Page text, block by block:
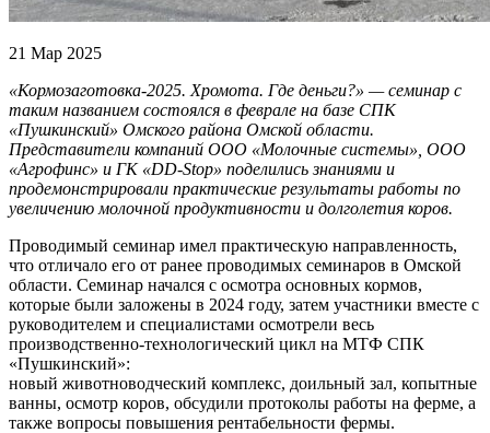
21 Мар 2025
«Кормозаготовка-2025. Хромота. Где деньги?» — семинар с
таким названием состоялся в феврале на базе СПК
«Пушкинский» Омского района Омской области.
Представители компаний ООО «Молочные системы», ООО
«Агрофинс» и ГК «DD-Stop» поделились знаниями и
продемонстрировали практические результаты работы по
увеличению молочной продуктивности и долголетия коров.
Проводимый семинар имел практическую направленность,
что отличало его от ранее проводимых семинаров в Омской
области. Семинар начался с осмотра основных кормов,
которые были заложены в 2024 году, затем участники вместе с
руководителем и специалистами осмотрели весь
производственно-технологический цикл на МТФ СПК
«Пушкинский»:
новый животноводческий комплекс, доильный зал, копытные
ванны, осмотр коров, обсудили протоколы работы на ферме, а
также вопросы повышения рентабельности фермы.